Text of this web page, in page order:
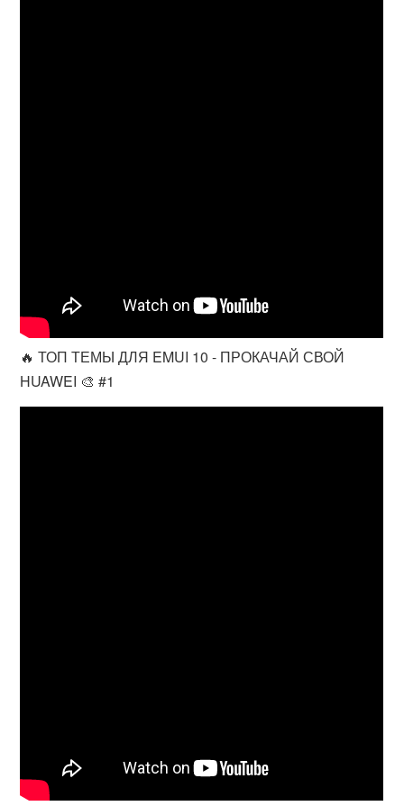
🔥 ТОП ТЕМЫ ДЛЯ EMUI 10 - ПРОКАЧАЙ СВОЙ
HUAWEI 🎨 #1